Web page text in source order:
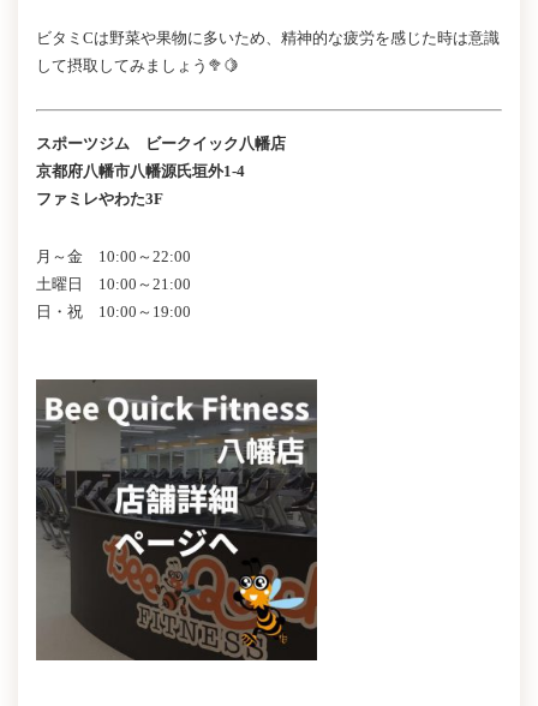
ビタミCは野菜や果物に多いため、精神的な疲労を感じた時は意識
して摂取してみましょう🥦🍋
スポーツジム ビークイック八幡店
京都府八幡市八幡源氏垣外1-4
ファミレやわた3F
月～金 10:00～22:00
土曜日 10:00～21:00
日・祝 10:00～19:00